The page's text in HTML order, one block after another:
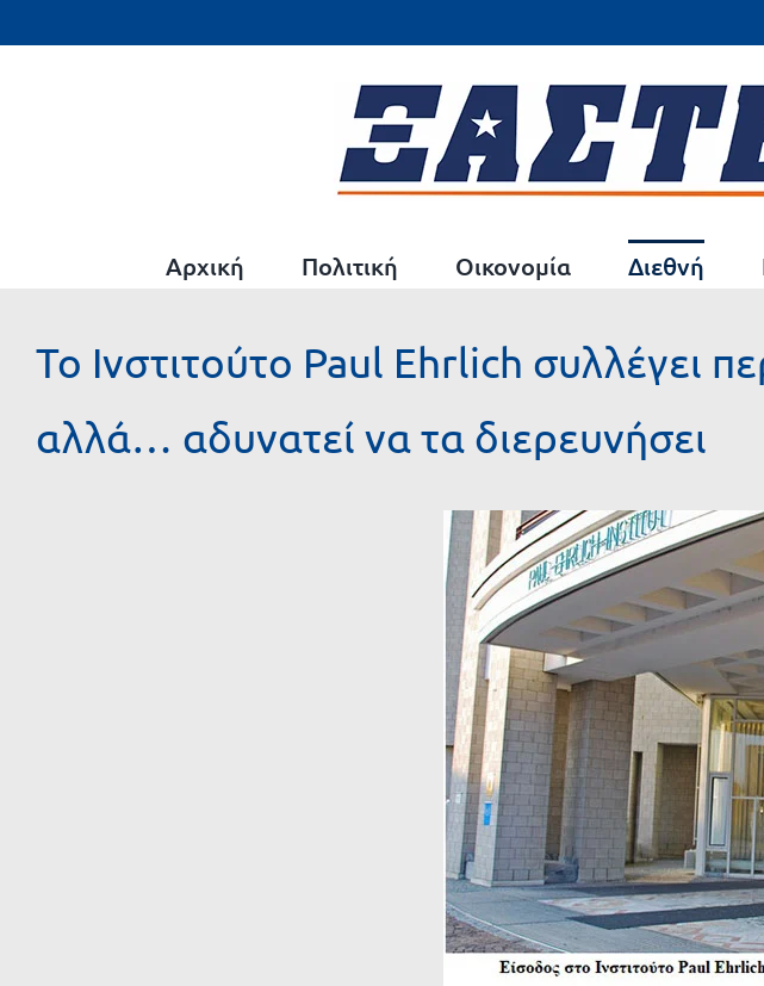
στο
Αρχική Πολιτική Οικονομία Διεθνή
Το Ινστιτούτο Paul Ehrlich συλλέγει
αλλά… αδυνατεί να τα διερευνήσει